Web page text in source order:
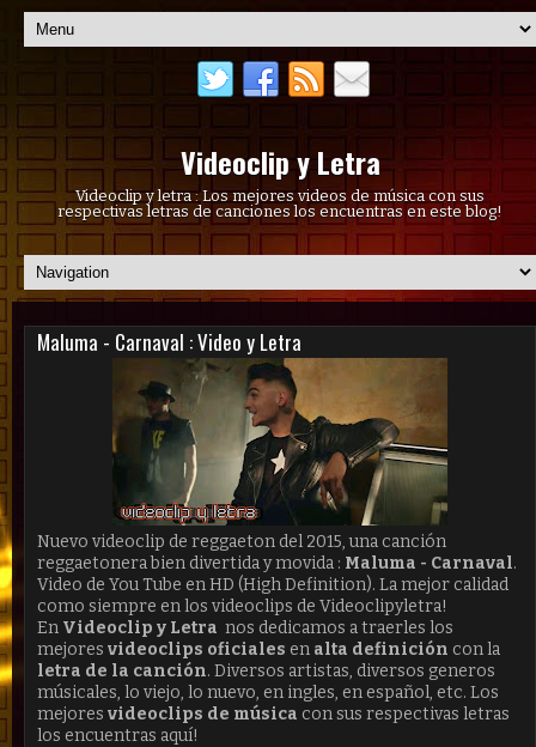
Videoclip y Letra
Videoclip y letra : Los mejores videos de música con sus
respectivas letras de canciones los encuentras en este blog!
Maluma - Carnaval : Video y Letra
Nuevo videoclip de reggaeton del 2015, una canción
reggaetonera bien divertida y movida : Maluma - Carnaval.
Video de You Tube en HD (High Definition). La mejor calidad
como siempre en los videoclips de Videoclipyletra!
En Videoclip y Letra nos dedicamos a traerles los
mejores videoclips oficiales en alta definición con la
letra de la canción. Diversos artistas, diversos generos
músicales, lo viejo, lo nuevo, en ingles, en español, etc. Los
mejores videoclips de música con sus respectivas letras
los encuentras aquí!